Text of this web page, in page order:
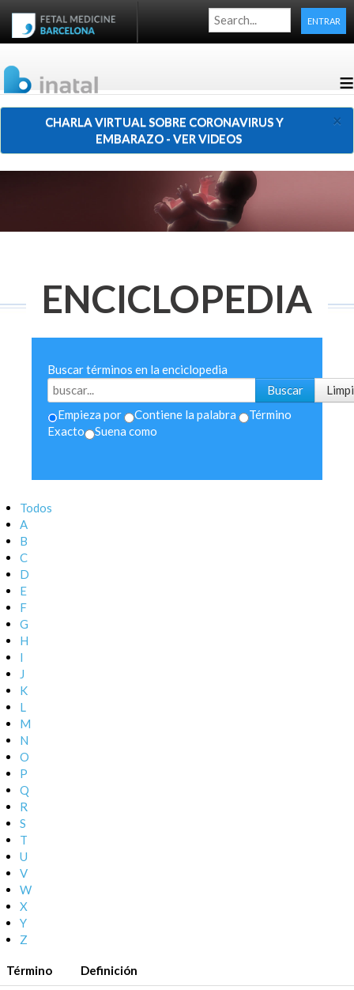
≡
ENTRAR
×
CHARLA VIRTUAL SOBRE CORONAVIRUS Y
EMBARAZO - VER VIDEOS
ENCICLOPEDIA
Buscar términos en la enciclopedia
Empieza por Contiene la palabra
Término
Exacto
Suena como
Todos
A
B
C
D
E
F
G
H
I
J
K
L
M
N
O
P
Q
R
S
T
U
V
W
X
Y
Z
Término Definición